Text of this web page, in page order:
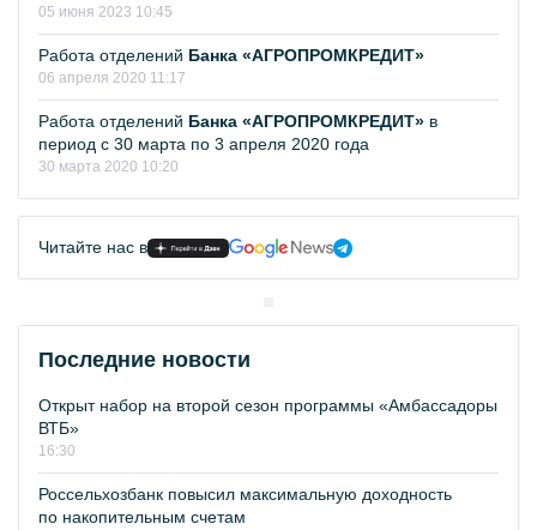
05 июня 2023 10:45
Работа отделений Банка «АГРОПРОМКРЕДИТ»
06 апреля 2020 11:17
Работа отделений Банка «АГРОПРОМКРЕДИТ» в
период с 30 марта по 3 апреля 2020 года
30 марта 2020 10:20
Читайте нас в
Последние новости
Открыт набор на второй сезон программы «Амбассадоры
ВТБ»
16:30
Россельхозбанк повысил максимальную доходность
по накопительным счетам